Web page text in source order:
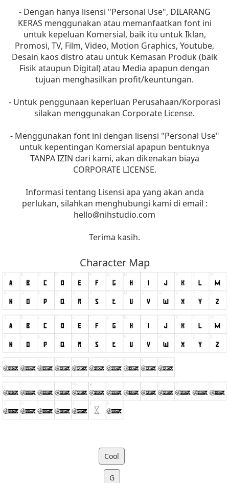
- Dengan hanya lisensi "Personal Use", DILARANG
KERAS menggunakan atau memanfaatkan font ini
untuk kepeluan Komersial, baik itu untuk Iklan,
Promosi, TV, Film, Video, Motion Graphics, Youtube,
Desain kaos distro atau untuk Kemasan Produk (baik
Fisik ataupun Digital) atau Media apapun dengan
tujuan menghasilkan profit/keuntungan.
- Untuk penggunaan keperluan Perusahaan/Korporasi
silakan menggunakan Corporate License.
- Menggunakan font ini dengan lisensi "Personal Use"
untuk kepentingan Komersial apapun bentuknya
TANPA IZIN dari kami, akan dikenakan biaya
CORPORATE LICENSE.
Informasi tentang Lisensi apa yang akan anda
perlukan, silahkan menghubungi kami di email :
hello@nihstudio.com
Terima kasih.
Character Map
Cool
G